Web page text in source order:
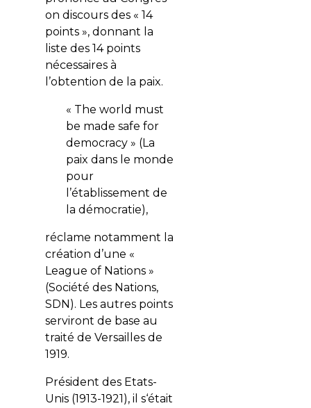
on discours des « 14
points », donnant la
liste des 14 points
nécessaires à
l’obtention de la paix.
« The world must
be made safe for
democracy » (La
paix dans le monde
pour
l’établissement de
la démocratie),
réclame notamment la
création d’une «
League of Nations »
(Société des Nations,
SDN). Les autres points
serviront de base au
traité de Versailles de
1919.
Président des Etats-
Unis (1913-1921), il s‘était